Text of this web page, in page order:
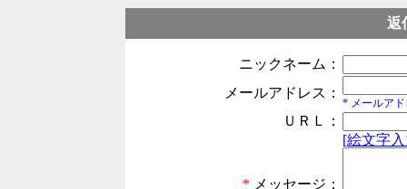
返
ニックネーム：
メールアドレス：
* メールア
ＵＲＬ：
* メッセージ：
[絵文字